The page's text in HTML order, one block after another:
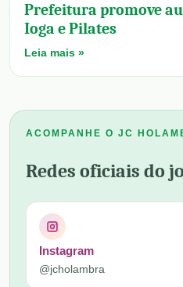
Prefeitura promove
Ioga e Pilates
Leia mais »
ACOMPANHE O JC
Redes oficiais do
Instagram
@jcholambra